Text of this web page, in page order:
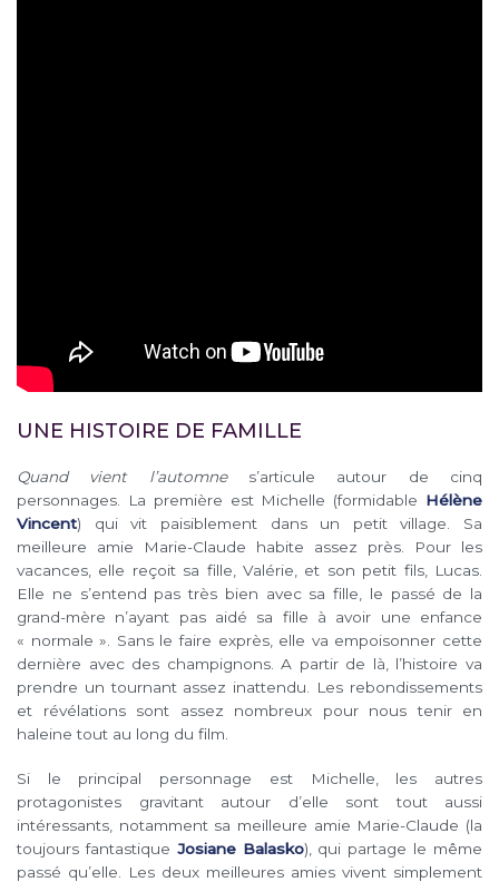
UNE HISTOIRE DE FAMILLE
Quand vient l’automnes’articule autour de cinq
personnages. La première est Michelle (formidable Hélène
Vincent) qui vit paisiblement dans un petit village. Sa
meilleure amie Marie-Claude habite assez près. Pour les
vacances, elle reçoit sa fille, Valérie, et son petit fils, Lucas.
Elle ne s’entend pas très bien avec sa fille, le passé de la
grand-mère n’ayant pas aidé sa fille à avoir une enfance
« normale ». Sans le faire exprès, elle va empoisonner cette
dernière avec des champignons. A partir de là, l’histoire va
prendre un tournant assez inattendu. Les rebondissements
et révélations sont assez nombreux pour nous tenir en
haleine tout au long du film.
Si le principal personnage est Michelle, les autres
protagonistes gravitant autour d’elle sont tout aussi
intéressants, notamment sa meilleure amie Marie-Claude (la
toujours fantastique Josiane Balasko), qui partage le même
passé qu’elle. Les deux meilleures amies vivent simplement